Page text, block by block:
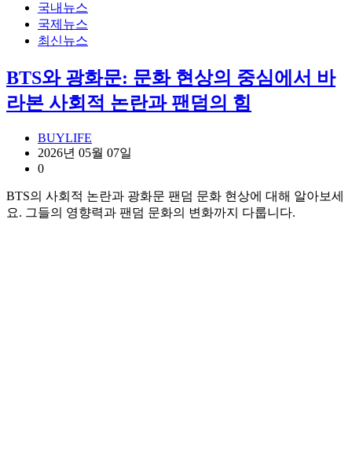
국내뉴스
국제뉴스
최신뉴스
BTS와 광화문: 문화 현상의 중심에서 바
라본 사회적 논란과 팬덤의 힘
BUYLIFE
2026년 05월 07일
0
BTS의 사회적 논란과 광화문 팬덤 문화 현상에 대해 알아보세
요. 그들의 영향력과 팬덤 문화의 변화까지 다룹니다.